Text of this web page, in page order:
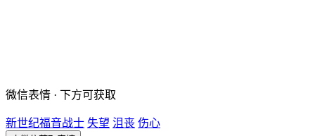
微信表情 · 下方可获取
新世纪福音战士 失望 沮丧 伤心